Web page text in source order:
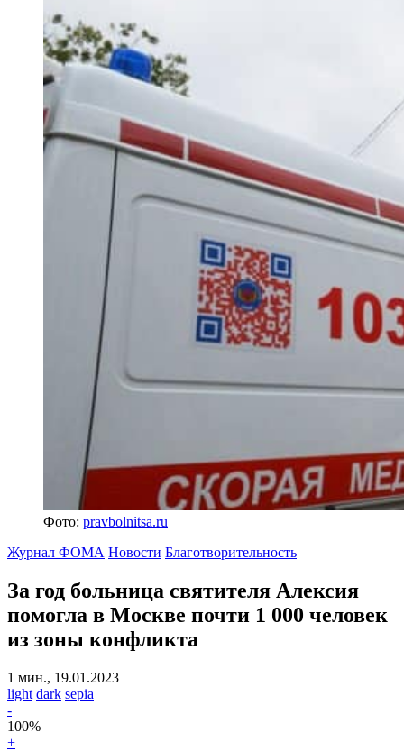
Фото: pravbolnitsa.ru
Журнал ФОМА Новости Благотворительность
За год больница святителя Алексия
помогла в Москве почти 1 000 человек
из зоны конфликта
1 мин., 19.01.2023
light dark sepia
-
100%
+